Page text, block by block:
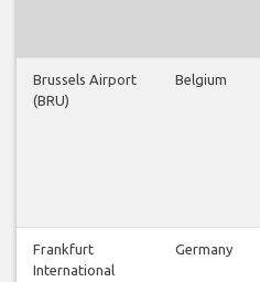
Brussels Airport
(BRU)
Belgium
Frankfurt
International
Germany